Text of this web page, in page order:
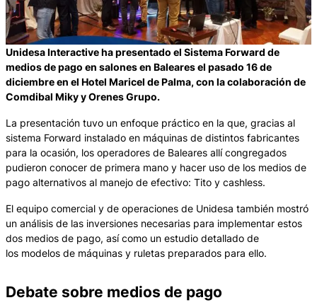
Unidesa Interactive ha presentado el Sistema Forward de
medios de pago en salones en Baleares el pasado 16 de
diciembre en el Hotel Maricel de Palma, con la colaboración de
Comdibal Miky y Orenes Grupo.
La presentación tuvo un enfoque práctico en la que, gracias al
sistema Forward instalado en máquinas de distintos fabricantes
para la ocasión, los operadores de Baleares allí congregados
pudieron conocer de primera mano y hacer uso de los medios de
pago alternativos al manejo de efectivo: Tito y cashless.
El equipo comercial y de operaciones de Unidesa también mostró
un análisis de las inversiones necesarias para implementar estos
dos medios de pago, así como un estudio detallado de
los modelos de máquinas y ruletas preparados para ello.
Debate sobre medios de pago